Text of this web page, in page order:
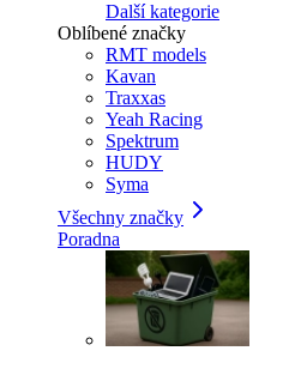
Další kategorie
Oblíbené značky
RMT models
Kavan
Traxxas
Yeah Racing
Spektrum
HUDY
Syma
Všechny značky
Poradna